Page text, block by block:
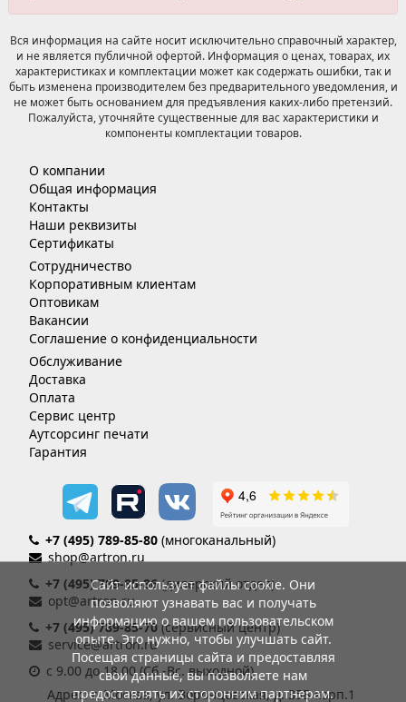
Вся информация на сайте носит исключительно справочный характер,
и не является публичной офертой. Информация о ценах, товарах, их
характеристиках и комплектации может как содержать ошибки, так и
быть изменена производителем без предварительного уведомления, и
не может быть основанием для предъявления каких-либо претензий.
Пожалуйста, уточняйте существенные для вас характеристики и
компоненты комплектации товаров.
О компании
Общая информация
Контакты
Наши реквизиты
Сертификаты
Сотрудничество
Корпоративным клиентам
Оптовикам
Вакансии
Соглашение о конфиденциальности
Обслуживание
Доставка
Оплата
Сервис центр
Аутсорсинг печати
Гарантия
+7 (495) 789-85-80 (многоканальный)
shop@artron.ru
+7 (495) 789-85-86(дилерский отдел)
opt@artron.ru
+7 (495) 789-85-70 (сервисный центр)
service@artron.ru
с 9.00 до 18.00 (Сб.-Вс. выходной)
Адрес: г. Москва, ул. Воронцовская, д. 35Б корп.1
Сайт использует файлы cookie. Они
позволяют узнавать вас и получать
информацию о вашем пользовательском
опыте. Это нужно, чтобы улучшать сайт.
Посещая страницы сайта и предоставляя
свои данные, вы позволяете нам
предоставлять их сторонним партнерам.